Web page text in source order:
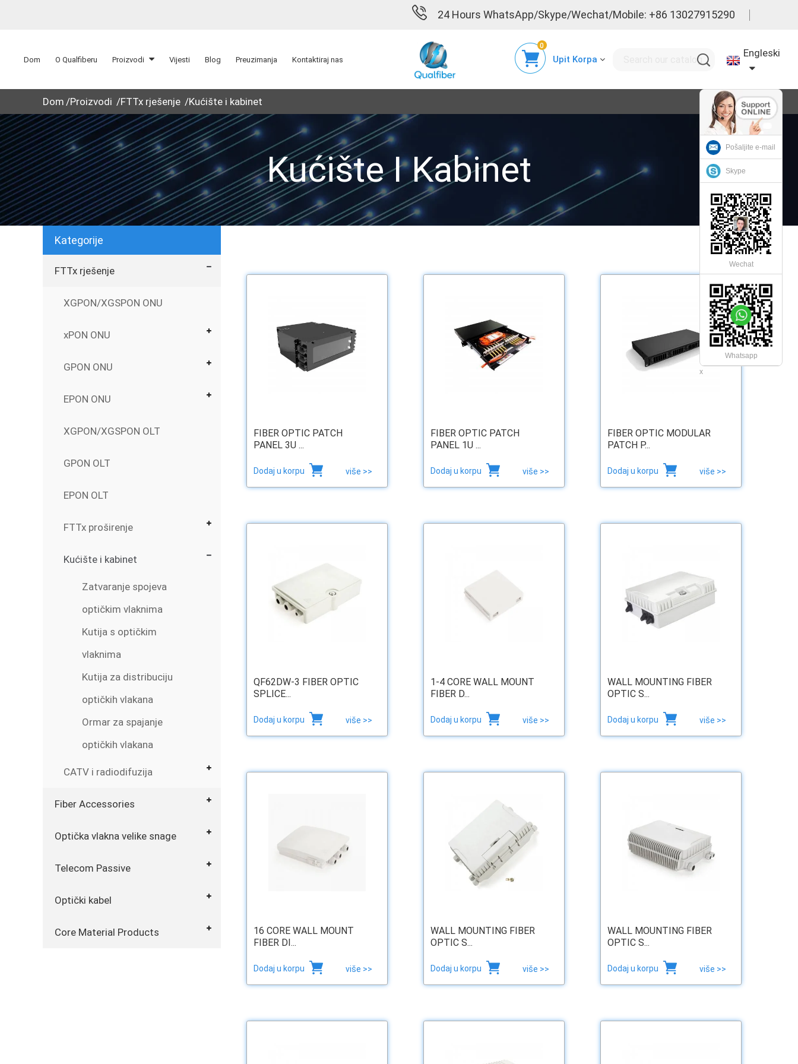
24 Hours WhatsApp/Skype/Wechat/Mobile: +86 13027915290
Dom O Qualfiberu Proizvodi Vijesti Blog Preuzimanja Kontaktiraj nas Upit Korpa
0
Engleski
Dom Proizvodi FTTx rješenje Kućište i kabinet
Kućište I Kabinet
Kategorije
FTTx rješenje
XGPON/XGSPON ONU
xPON ONU
GPON ONU
EPON ONU
XGPON/XGSPON OLT
GPON OLT
EPON OLT
FTTx proširenje
Kućište i kabinet
Zatvaranje spojeva
optičkim vlaknima
Kutija s optičkim
vlaknima
Kutija za distribuciju
optičkih vlakana
Ormar za spajanje
optičkih vlakana
CATV i radiodifuzija
Fiber Accessories
Optička vlakna velike snage
Telecom Passive
Optički kabel
Core Material Products
FIBER OPTIC PATCH
PANEL 3U ...
Dodaj u korpu više >>
FIBER OPTIC PATCH
PANEL 1U ...
Dodaj u korpu više >>
FIBER OPTIC MODULAR
PATCH P...
Dodaj u korpu više >>
QF62DW-3 FIBER OPTIC
SPLICE...
Dodaj u korpu više >>
1-4 CORE WALL MOUNT
FIBER D...
Dodaj u korpu više >>
WALL MOUNTING FIBER
OPTIC S...
Dodaj u korpu više >>
16 CORE WALL MOUNT
FIBER DI...
Dodaj u korpu više >>
WALL MOUNTING FIBER
OPTIC S...
Dodaj u korpu više >>
WALL MOUNTING FIBER
OPTIC S...
Dodaj u korpu više >>
Pošaljite e-mail
Skype
Wechat
Whatsapp
x